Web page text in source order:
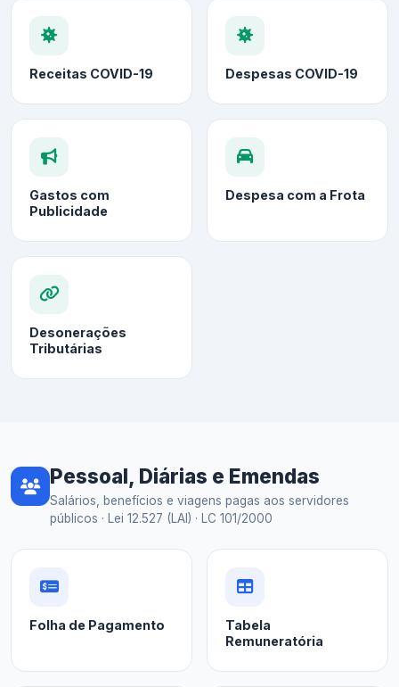
Receitas COVID-19 Despesas COVID-19
Gastos com
Publicidade
Despesa com a Frota
Desonerações
Tributárias
Pessoal, Diárias e Emendas
Salários, benefícios e viagens pagas aos servidores
públicos · Lei 12.527 (LAI) · LC 101/2000
Folha de Pagamento
Tabela
Remuneratória